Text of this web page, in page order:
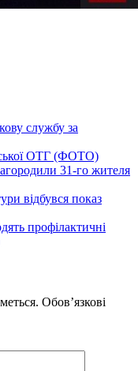
службу за
ОТГ (ФОТО)
31-го жителя
відбувся показ
профілактичні
Обов’язкові